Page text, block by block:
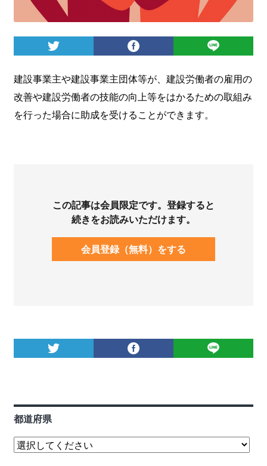
建設事業主や建設事業主団体等が、建設労働者の雇用の
改善や建設労働者の技能の向上等をはかるための取組み
を行った場合に助成を受けることができます。
この記事は会員限定です。登録すると
続きをお読みいただけます。
会員登録（無料）をする
都道府県